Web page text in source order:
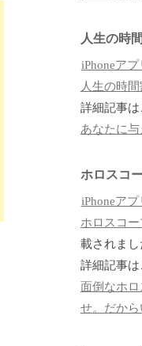
人生の時
iPhoneア
人生の時間
詳細記事は
あなたに
ホロスコ
iPhoneア
ホロスコー
載されまし
詳細記事は
面倒なホ
せ。だから